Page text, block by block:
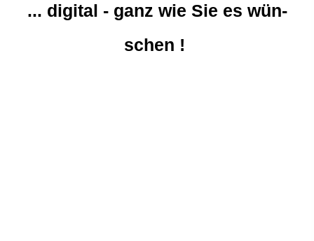
... digital - ganz wie Sie es wün­
schen !